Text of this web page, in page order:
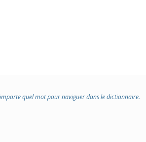
quel mot pour naviguer dans le dictionnaire.